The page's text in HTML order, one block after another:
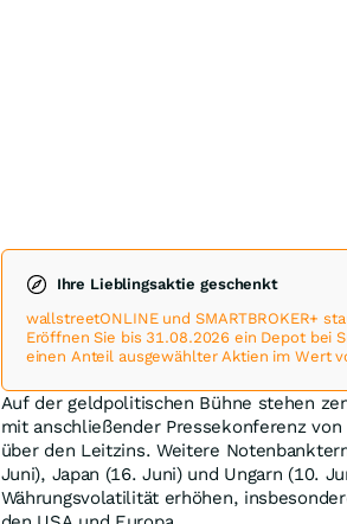
Ihre Lieblingsaktie geschenkt
wallstreetONLINE und SMARTBROKER+
Eröffnen Sie bis 31.08.2026 ein Depot bei
einen Anteil ausgewählter Aktien im Wert
Auf der geldpolitischen Bühne stehen
mit anschließender Pressekonferenz
über den Leitzins. Weitere
Juni), Japan (16. Juni) und Ungarn (10.
Währungsvolatilität erhöhen,